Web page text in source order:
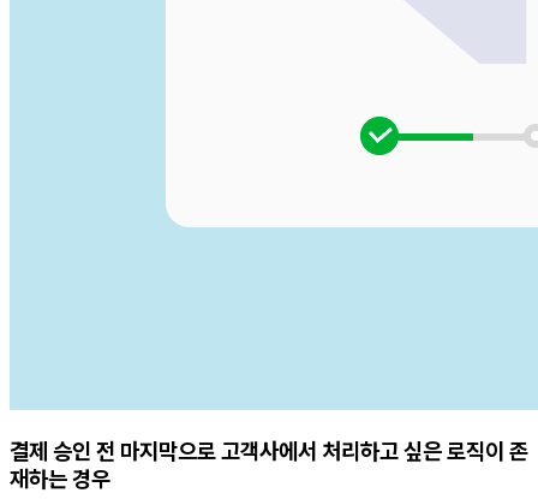
결제 승인 전 마지막으로 고객사에서 처리하고 싶은 로직이 존
재하는 경우